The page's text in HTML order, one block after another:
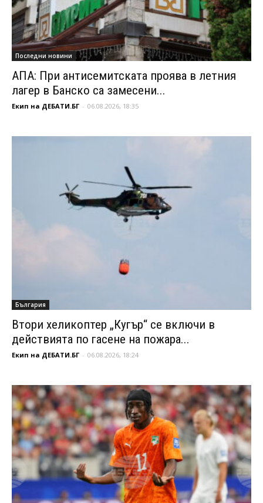
Последни новини
АПА: При антисемитската проява в летния
лагер в Банско са замесени...
Екип на ДЕБАТИ.БГ - 06.08.2026, 18:35
България
Втори хеликоптер „Кугър“ се включи в
действията по гасене на пожара...
Екип на ДЕБАТИ.БГ - 06.08.2026, 18:24